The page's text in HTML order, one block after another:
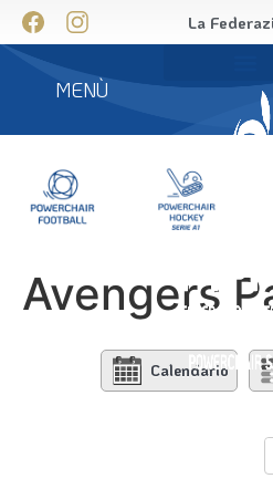
La
MENÙ
Avengers
Calendario